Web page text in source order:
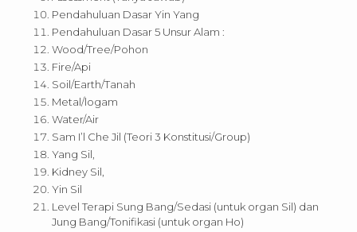
Pendahuluan Dasar Yin Yang
Pendahuluan Dasar 5 Unsur Alam :
Wood/Tree/Pohon
Fire/Api
Soil/Earth/Tanah
Metal/logam
Water/Air
Sam I’l Che Jil (Teori 3 Konstitusi/Group)
Yang Sil,
Kidney Sil,
Yin Sil
Level Terapi Sung Bang/Sedasi (untuk organ Sil) dan
Jung Bang/Tonifikasi (untuk organ Ho)